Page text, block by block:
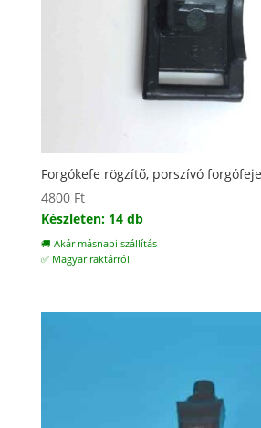
Forgókefe rögzítő, porszívó
4800 Ft
Készleten: 14 db
🚚 Akár másnapi szállítás
✅ Magyar raktárról